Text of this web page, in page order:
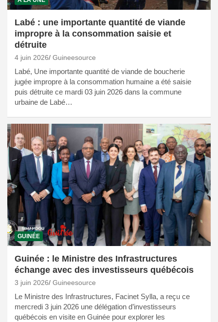
Labé : une importante quantité de viande
impropre à la consommation saisie et
détruite
4 juin 2026 Guineesource
Labé, Une importante quantité de viande de boucherie
jugée impropre à la consommation humaine a été saisie
puis détruite ce mardi 03 juin 2026 dans la commune
urbaine de Labé…
GUINÉE
Guinée : le Ministre des Infrastructures
échange avec des investisseurs québécois
3 juin 2026 Guineesource
Le Ministre des Infrastructures, Facinet Sylla, a reçu ce
mercredi 3 juin 2026 une délégation d’investisseurs
québécois en visite en Guinée pour explorer les